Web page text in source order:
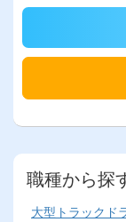
職種から探
大型トラックド